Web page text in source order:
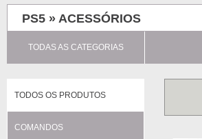
PS5 » ACESSÓRIOS
TODAS AS CATEGORIAS
TODOS OS PRODUTOS
COMANDOS